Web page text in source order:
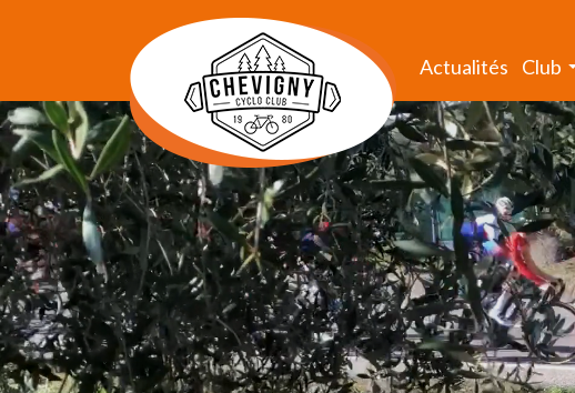
Actualités Club